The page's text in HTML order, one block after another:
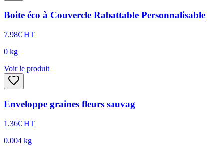
Boite éco à Couvercle Rabattable Personnalisable
7.98€ HT
0 kg
Voir le produit
Enveloppe graines fleurs sauvag
1.36€ HT
0.004 kg